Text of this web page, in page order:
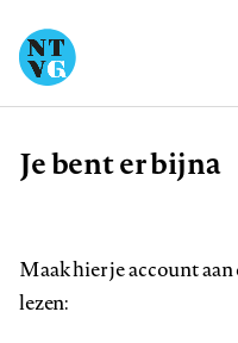
Kruimelpad
Je bent er bijna
Maak hier je account
lezen: